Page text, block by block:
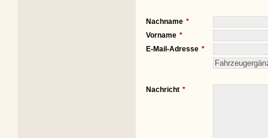
Nachname
Vorname
E-Mail-Adresse
Nachricht